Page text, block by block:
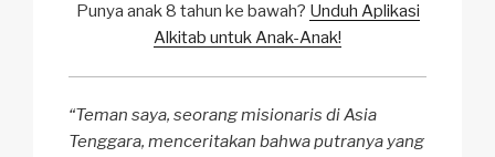
Punya anak 8 tahun ke bawah? Unduh Aplikasi
Alkitab untuk Anak-Anak!
“Teman saya, seorang misionaris di Asia
Tenggara, menceritakan bahwa putranya yang